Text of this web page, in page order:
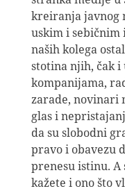
kreiranja javnog
uskim i sebičnim
naših kolega
stotina njih, čak
kompanijama,
zarade, novinari
glas i
da su slobodni
pravo i obavezu
prenesu istinu. A
kažete i ono što